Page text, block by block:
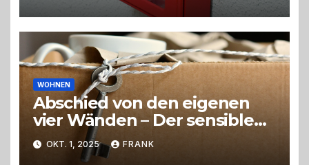
WOHNEN
Abschied von den eigenen
vier Wänden – Der sensible
Weg beim Umzug ins
Pflegeheim
OKT. 1, 2025 FRANK